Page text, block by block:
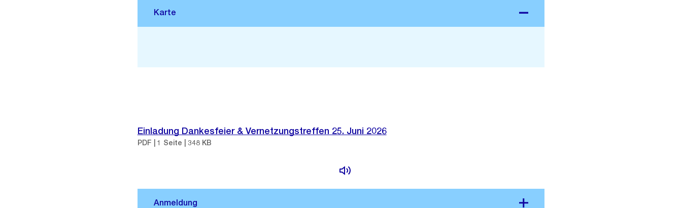
Einladung Dankesfeier & Vernetzungstreffen 25. Juni 2026
PDF | 1 Seite | 348 KB